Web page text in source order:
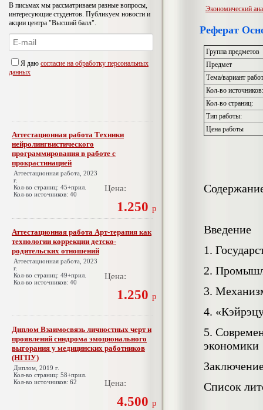
В письмах мы рассматриваем разные вопросы,
интересующие студентов. Публикуем новости и
акции центра "Высший балл".
Я даю согласие на обработку персональных
данных
Аттестационная работа Техники
нейролингвистического
программирования в работе с
прокрастинацией
Аттестационная работа, 2023
г.
Кол-во страниц: 45+прил.
Кол-во источников: 40
Цена:
1.250 р
Аттестационная работа Арт-терапия как
технологии коррекции детско-
родительских отношений
Аттестационная работа, 2023
г.
Кол-во страниц: 49+прил.
Кол-во источников: 40
Цена:
1.250 р
Диплом Взаимосвязь личностных черт и
проявлений синдрома эмоционального
выгорания у медицинских работников
(НГПУ)
Диплом, 2019 г.
Кол-во страниц: 58+прил.
Кол-во источников: 62
Цена:
4.500 р
Экономический
Реферат
Группа предметов
Предмет
Тема/вариант
Кол-во источников:
Кол-во страниц:
Тип работы:
Цена работы
Введение
1.
2.
3.
4.
5.
Список